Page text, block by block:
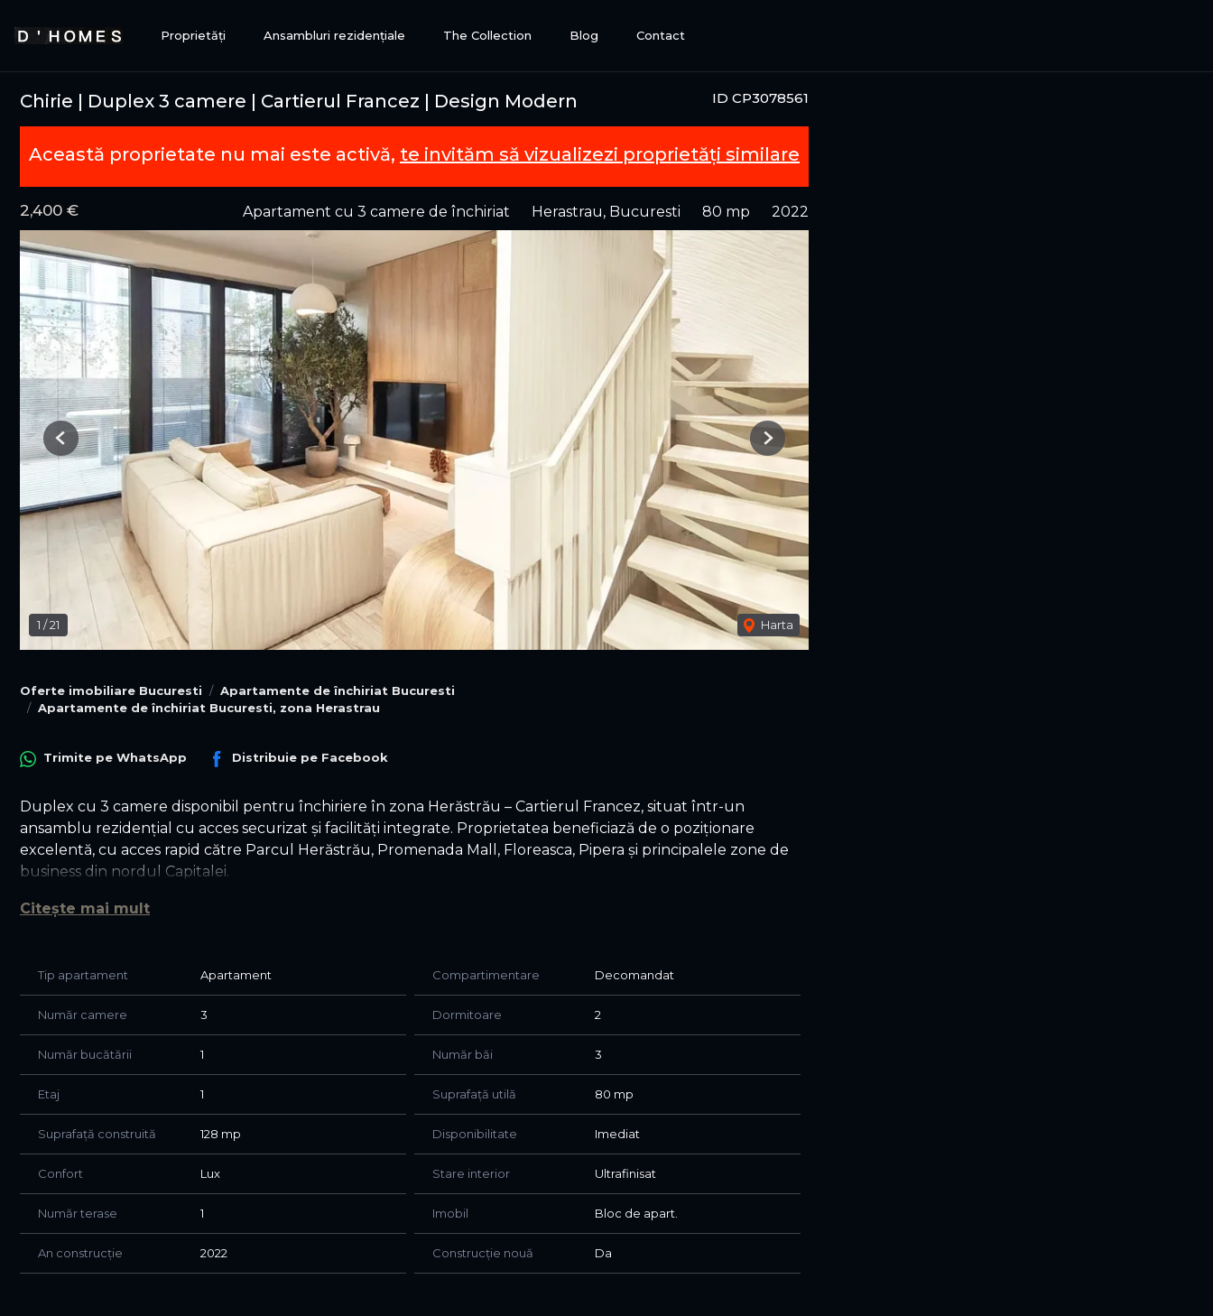
Proprietăți Ansambluri rezidențiale The Collection Blog Contact
ID CP3078561
Chirie | Duplex 3 camere | Cartierul Francez | Design Modern
Această proprietate nu mai este activă, te invităm să vizualizezi proprietăți similare
2,400 € Apartament cu 3 camere de închiriat Herastrau, Bucuresti 80 mp 2022
1 /21 Harta
Previous Next
Oferte imobiliare Bucuresti
Apartamente de închiriat Bucuresti
Apartamente de închiriat Bucuresti, zona Herastrau
Trimite pe WhatsApp Distribuie pe Facebook
Duplex cu 3 camere disponibil pentru închiriere în zona Herăstrău – Cartierul Francez, situat într-un
ansamblu rezidențial cu acces securizat și facilități integrate. Proprietatea beneficiază de o poziționare
excelentă, cu acces rapid către Parcul Herăstrău, Promenada Mall, Floreasca, Pipera și principalele zone de
business din nordul Capitalei.
Locuința este dispusă pe parter și demisol și are o suprafață utilă de aproximativ 80 mp (128 mp construiți),
• Living spațios cu zonă de dining
• Bucătărie open-space complet mobilată și utilată
• 3 băi
• Terasă
compartimentare eficientă. Separarea zonei de zi de zona de odihnă oferă confort și funcționalitate, fiind
potrivit atât pentru rezidență personală, cât și pentru un stil de viață activ.
• Acces securizat în ansamblu
• Spații comune bine întreținute
• Supermarket, farmacie, cafenele și servicii în proximitate
• Acces rapid către mijloace de transport și centre comerciale
Citește mai mult
Tip apartament Apartament Compartimentare Decomandat
Număr camere 3 Dormitoare 2
Număr bucătării 1 Număr băi 3
Etaj 1 Suprafață utilă 80 mp
Suprafață construită 128 mp Disponibilitate Imediat
Confort Lux Stare interior Ultrafinisat
Număr terase 1 Imobil Bloc de apart.
An construcție 2022 Construcție nouă Da